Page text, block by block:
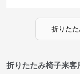
折りた
折りたたみ椅子来客